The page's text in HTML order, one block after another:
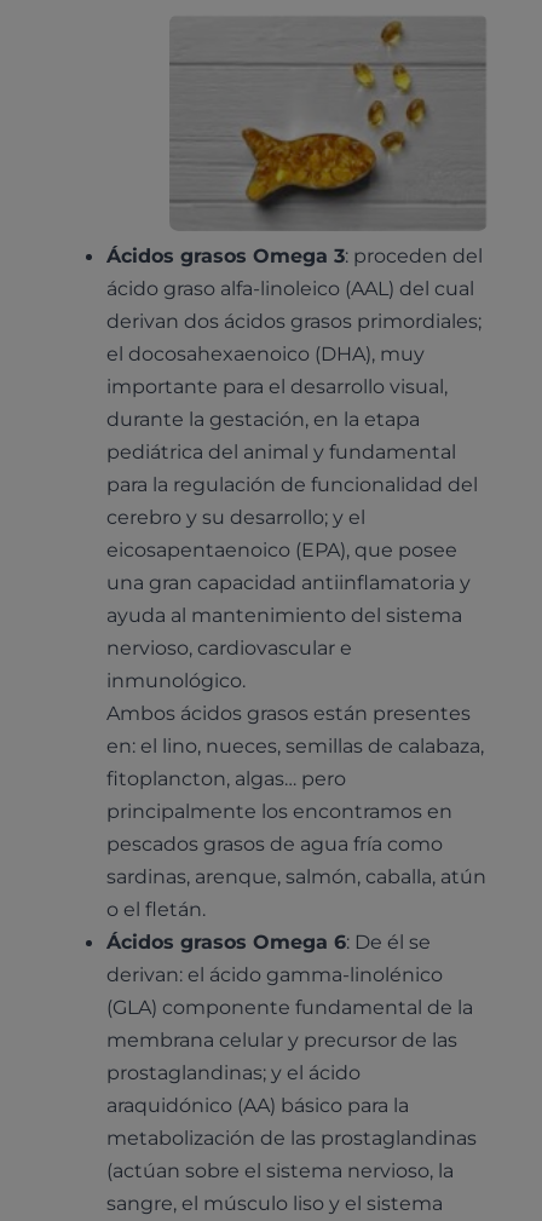
Ácidos grasos Omega 3: proceden del
ácido graso alfa-linoleico (AAL) del cual
derivan dos ácidos grasos primordiales;
el docosahexaenoico (DHA), muy
importante para el desarrollo visual,
durante la gestación, en la etapa
pediátrica del animal y fundamental
para la regulación de funcionalidad del
cerebro y su desarrollo; y el
eicosapentaenoico (EPA), que posee
una gran capacidad antiinflamatoria y
ayuda al mantenimiento del sistema
nervioso, cardiovascular e
inmunológico.
Ambos ácidos grasos están presentes
en: el lino, nueces, semillas de calabaza,
fitoplancton, algas… pero
principalmente los encontramos en
pescados grasos de agua fría como
sardinas, arenque, salmón, caballa, atún
o el fletán.
Ácidos grasos Omega 6: De él se
derivan: el ácido gamma-linolénico
(GLA) componente fundamental de la
membrana celular y precursor de las
prostaglandinas; y el ácido
araquidónico (AA) básico para la
metabolización de las prostaglandinas
(actúan sobre el sistema nervioso, la
sangre, el músculo liso y el sistema